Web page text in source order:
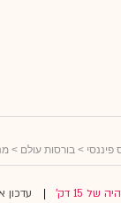
פיננסי > בורסות עולם >
של 15 דק' עדכון